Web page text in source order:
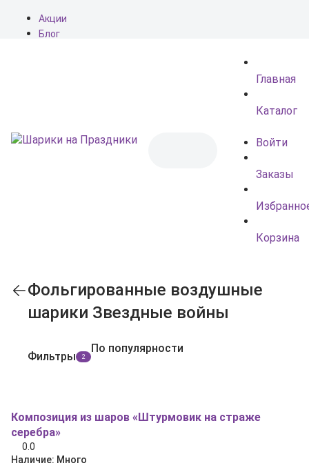
Акции
Блог
Главная
Каталог
Войти
Заказы
Корзина
Фольгированные воздушные
шарики Звездные войны
Фильтры 2
По популярности
Композиция из шаров «Штурмовик на страже
серебра»
0.0
Наличие: Много